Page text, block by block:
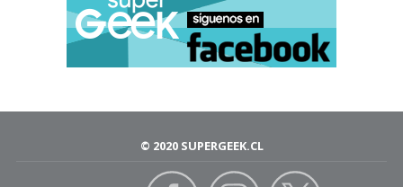
© 2020 SUPERGEEK.CL